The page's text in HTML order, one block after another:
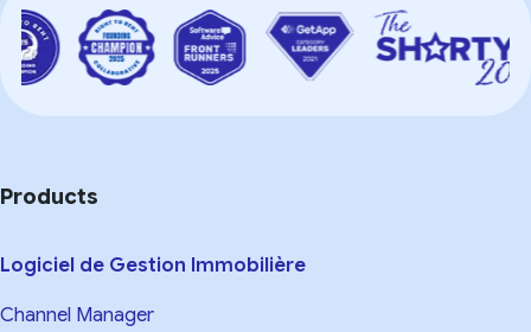
Products
Logiciel de Gestion Immobilière
Channel Manager